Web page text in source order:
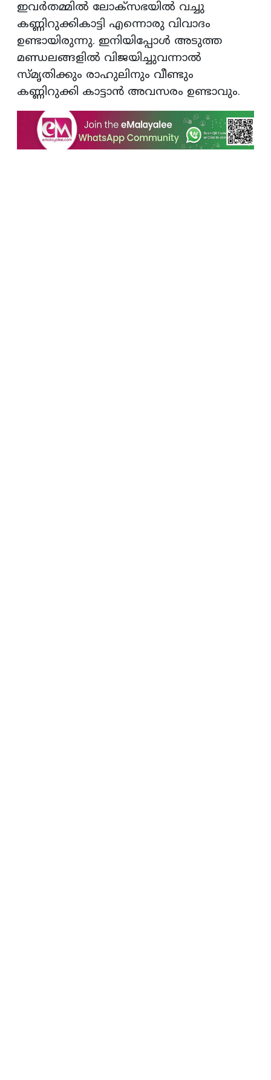
ഇവർതമ്മിൽ ലോക്‌സഭയിൽ വച്ചു
കണ്ണിറുക്കികാട്ടി എന്നൊരു വിവാദം
ഉണ്ടായിരുന്നു. ഇനിയിപ്പോൾ അടുത്ത
മണ്ഡലങ്ങളിൽ വിജയിച്ചുവന്നാൽ
സ്‌മൃതിക്കും രാഹുലിനും വീണ്ടും
കണ്ണിറുക്കി കാട്ടാൻ അവസരം ഉണ്ടാവും.